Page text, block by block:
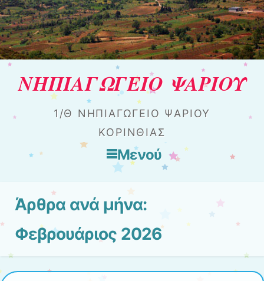
ΝΗΠΙΑΓΩΓΕΙΟ ΨΑΡΙΟΥ
1/Θ ΝΗΠΙΑΓΩΓΕΊΟ ΨΑΡΊΟΥ
ΚΟΡΙΝΘΊΑΣ
Μενού
Άρθρα ανά μήνα:
Φεβρουάριος 2026